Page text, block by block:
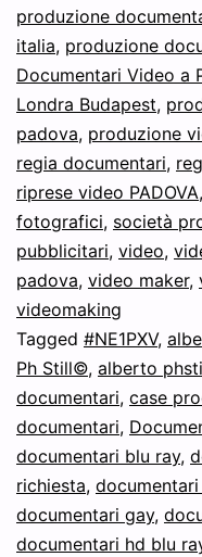
produzione
italia, produzione
Documentari Video a
Londra Budapest,
padova, produzione
regia documentari,
riprese video PADOVA,
fotografici, società
pubblicitari, video,
padova, video maker,
videomaking
Tagged #NE1PXV,
Ph Still©, alberto
documentari, case
documentari,
documentari blu ray,
richiesta,
documentari gay,
documentari hd blu